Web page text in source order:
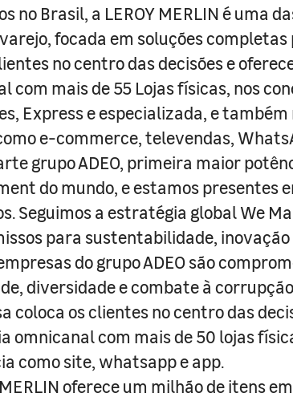
no Brasil, a LEROY MERLIN é uma
focada em soluções completas
no centro das decisões e
com mais de 55 Lojas físicas, nos
Express e especializada, e
e-commerce, televendas,
grupo ADEO, primeira maior
do mundo, e estamos presentes
Seguimos a estratégia global We
para sustentabilidade,
do grupo ADEO são
diversidade e combate à
coloca os clientes no centro das
omnicanal com mais de 50 lojas
como site, whatsapp e app.
MERLIN oferece um milhão de itens